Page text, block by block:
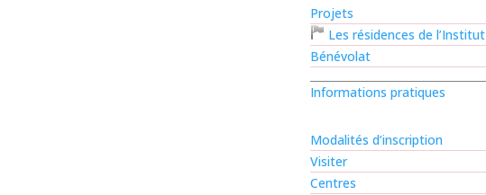
Projets
Les résidences de l’Institut
Bénévolat
Informations pratiques
Modalités d’inscription
Visiter
Centres